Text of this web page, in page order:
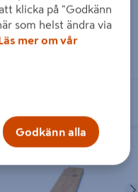
22X120X4800 OBH
GRAN C24
klicka på "Godkänn
som helst ändra via
mer om vår
Godkänn alla